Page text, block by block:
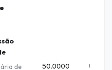
de
50.0000